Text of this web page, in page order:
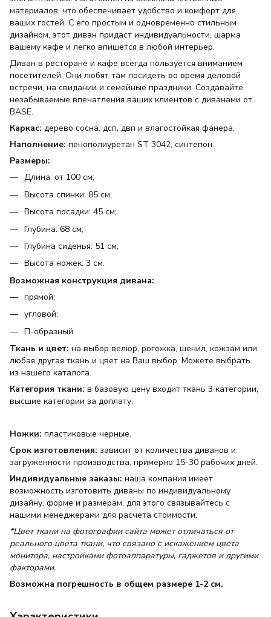
материалов, что обеспечивает удобство и комфорт для
ваших гостей. С его простым и одновременно стильным
дизайном, этот диван придаст индивидуальности, шарма
вашему кафе и легко впишется в любой интерьер.
Диван в ресторане и кафе всегда пользуется вниманием
посетителей. Они любят там посидеть во время деловой
встречи, на свидании и семейные праздники. Создавайте
незабываемые впечатления ваших клиентов с диванами от
BASE.
Каркас: дерево сосна, дсп, двп и влагостойкая фанера.
Наполнение: пенополиуретан ST 3042, синтепон.
Размеры:
Длина: от 100 см;
Высота спинки: 85 см;
Высота посадки: 45 см;
Глубина: 68 см;
Глубина сиденья: 51 см;
Высота ножек: 3 см.
Возможная конструкция дивана:
прямой;
угловой;
П-образный.
Ткань и цвет: на выбор велюр, рогожка, шенил, кожзам или
любая другая ткань и цвет на Ваш выбор. Можете выбрать
из нашего каталога.
Категория ткани: в базовую цену входит ткань 3 категории,
высшие категории за доплату.
Ножки: пластиковые черные.
Срок изготовления: зависит от количества диванов и
загруженности производства, примерно 15-30 рабочих дней.
Индивидуальные заказы: наша компания имеет
возможность изготовить диваны по индивидуальному
дизайну, форме и размерам, для этого связывайтесь с
нашими менеджерами для расчета стоимости.
*Цвет ткани на фотографии сайта может отличаться от
реального цвета ткани, что связано с искажением цвета
монитора, настройками фотоаппаратуры, гаджетов и другими
факторами.
Возможна погрешность в общем размере 1-2 см.